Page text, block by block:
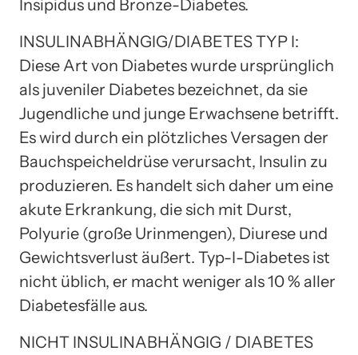
Insipidus und Bronze-Diabetes.
INSULINABHÄNGIG/DIABETES TYP I:
Diese Art von Diabetes wurde ursprünglich
als juveniler Diabetes bezeichnet, da sie
Jugendliche und junge Erwachsene betrifft.
Es wird durch ein plötzliches Versagen der
Bauchspeicheldrüse verursacht, Insulin zu
produzieren. Es handelt sich daher um eine
akute Erkrankung, die sich mit Durst,
Polyurie (große Urinmengen), Diurese und
Gewichtsverlust äußert. Typ-I-Diabetes ist
nicht üblich, er macht weniger als 10 % aller
Diabetesfälle aus.
NICHT INSULINABHÄNGIG / DIABETES